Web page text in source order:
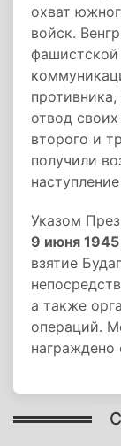
охват
войск.
фашистской
отвод
второго и
получили
Указом
9 июня 1945
взятие
а также
операций.
награждено